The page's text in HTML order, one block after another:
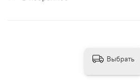
Выбрать